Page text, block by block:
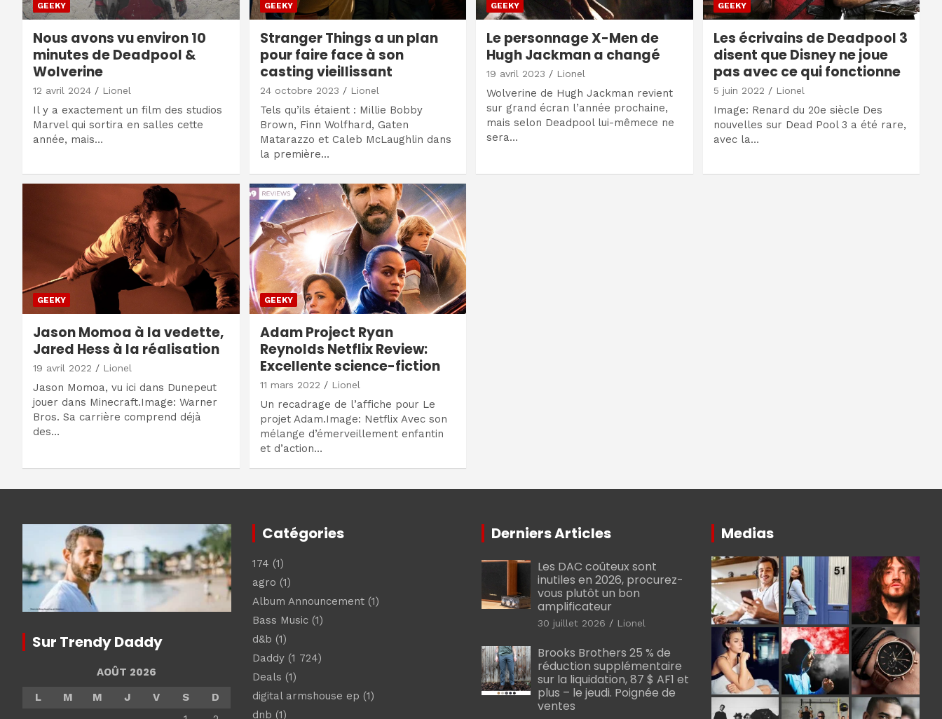
GEEKY
Nous avons vu environ 10
minutes de Deadpool &
Wolverine
12 avril 2024 Lionel
Il y a exactement un film des studios
Marvel qui sortira en salles cette
année, mais…
GEEKY
Stranger Things a un plan
pour faire face à son
casting vieillissant
24 octobre 2023 Lionel
Tels qu’ils étaient : Millie Bobby
Brown, Finn Wolfhard, Gaten
Matarazzo et Caleb McLaughlin dans
la première…
GEEKY
Le personnage X-Men de
Hugh Jackman a changé
19 avril 2023 Lionel
Wolverine de Hugh Jackman revient
sur grand écran l’année prochaine,
mais selon Deadpool lui-mêmece ne
sera…
GEEKY
Les écrivains de Deadpool 3
disent que Disney ne joue
pas avec ce qui fonctionne
5 juin 2022 Lionel
Image: Renard du 20e siècle Des
nouvelles sur Dead Pool 3 a été rare,
avec la…
GEEKY
Jason Momoa à la vedette,
Jared Hess à la réalisation
19 avril 2022 Lionel
Jason Momoa, vu ici dans Dunepeut
jouer dans Minecraft.Image: Warner
Bros. Sa carrière comprend déjà
des…
GEEKY
Adam Project Ryan
Reynolds Netflix Review:
Excellente science-fiction
11 mars 2022 Lionel
Un recadrage de l’affiche pour Le
projet Adam.Image: Netflix Avec son
mélange d’émerveillement enfantin
et d’action…
Sur Trendy Daddy
AOÛT 2026
L
M M J V S
D
Catégories
174 (1)
agro (1)
Album Announcement(1)
Bass Music(1)
d&b (1)
Daddy(1 724)
Deals (1)
digital armshouse ep (1)
dnb (1)
Derniers Articles
Les DAC coûteux sont
inutiles en 2026, procurez-
vous plutôt un bon
amplificateur
30 juillet 2026 Lionel
Brooks Brothers 25 % de
réduction supplémentaire
sur la liquidation, 87 $ AF1 et
plus – le jeudi. Poignée de
ventes
Medias